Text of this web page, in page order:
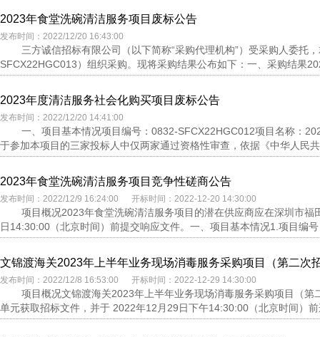
2023年食堂洗碗清洁服务项目废标公告
发布时间：2022/12/20 16:43:00
三方诚信招标有限公司（以下简称“采购代理机构”）受采购人委托
SFCX22HGC013）组织采购。现将采购结果公布如下：一、采购结果
2023年度清洁服务社会化购买项目废标公告
发布时间：2022/12/20 14:41:00
一、项目基本情况项目编号：0832-SFCX22HGC012项目名称：
于参加本项目的三家投标人中仅两家通过资格性审查，依据《中华人民
2023年食堂洗碗清洁服务项目竞争性磋商公告
发布时间：2022/12/9 16:24:00 开标时间：2022-12-20 14:30:00
项目概况2023年食堂洗碗清洁服务项目的潜在供应商应在深圳市
日14:30:00（北京时间）前提交响应文件。一、项目基本情况1.项目编
文锦渡海关2023年上半年业务现场消毒服务采购项目（第二次
发布时间：2022/12/8 16:53:00 开标时间：2022-12-29 14:30:00
项目概况文锦渡海关2023年上半年业务现场消毒服务采购项目（
单元获取招标文件，并于 2022年12月29日下午14:30:00（北京时间）